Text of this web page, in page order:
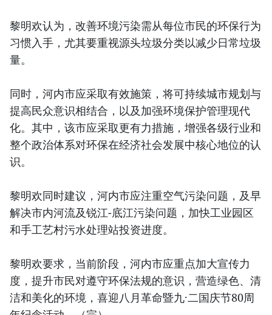
黎明欢认为，改善环境污染需从每位市民的环保行为
习惯入手，尤其要重视源头垃圾分类以减少日常垃圾
量。
同时，河内市应采取有效施策，将可持续城市规划与
提高民众意识相结合，以及加强环境保护管理现代
化。其中，该市应采取更有力措施，增强各级行业和
整个政治体系对环保在经济社会发展中核心地位的认
识。
黎明欢同时建议，河内市应注重空气污染问题，及早
解决市内河流及锐江-底江污染问题，加快工业园区
和手工艺村污水处理站投资进度。
黎明欢要求，当前阶段，河内市应重点加大宣传力
度，提升市民对遵守环保法规的意识，营造绿色、清
洁和美化的环境，喜迎八月革命暨九·二国庆节80周